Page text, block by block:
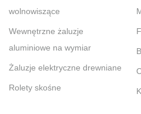
wolnowiszące
Wewnętrzne żaluzje
aluminiowe na wymiar
Żaluzje elektryczne drewniane
Rolety skośne